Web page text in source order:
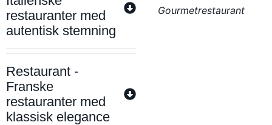
restauranter med
autentisk stemning
Restaurant -
Franske
restauranter med
klassisk elegance
Gourmetrestaurant